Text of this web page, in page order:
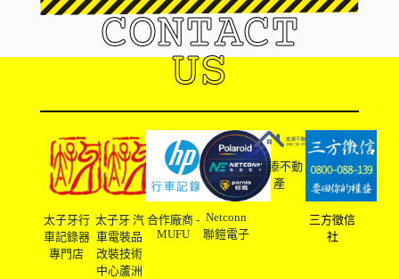
CONTACT
US
太子牙行
車記錄器
專門店
太子牙 汽
車電裝品
改裝技術
中心蘆洲
合作廠商 -
MUFU
Netconn
聯鎧電子
友溙不動
產
三方徵信
社